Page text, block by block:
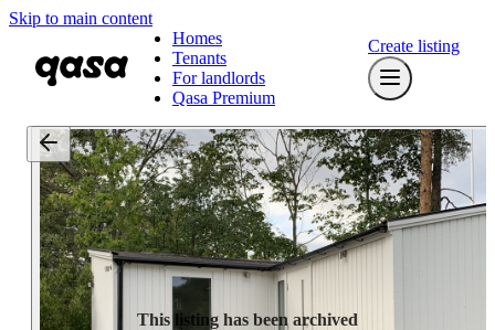
Skip to main content
Homes
Tenants
For landlords
Qasa Premium
Create listing
This listing has been archived